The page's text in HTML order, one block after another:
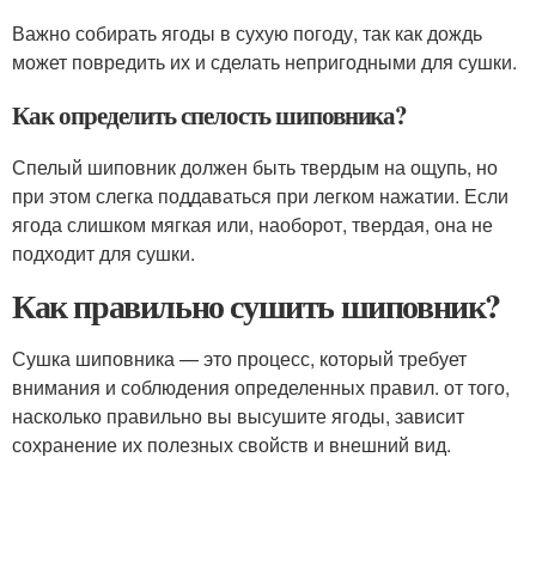
Важно собирать ягоды в сухую погоду, так как дождь
может повредить их и сделать непригодными для сушки.
Как определить спелость шиповника?
Спелый шиповник должен быть твердым на ощупь, но
при этом слегка поддаваться при легком нажатии. Если
ягода слишком мягкая или, наоборот, твердая, она не
подходит для сушки.
Как правильно сушить шиповник?
Сушка шиповника — это процесс, который требует
внимания и соблюдения определенных правил. от того,
насколько правильно вы высушите ягоды, зависит
сохранение их полезных свойств и внешний вид.